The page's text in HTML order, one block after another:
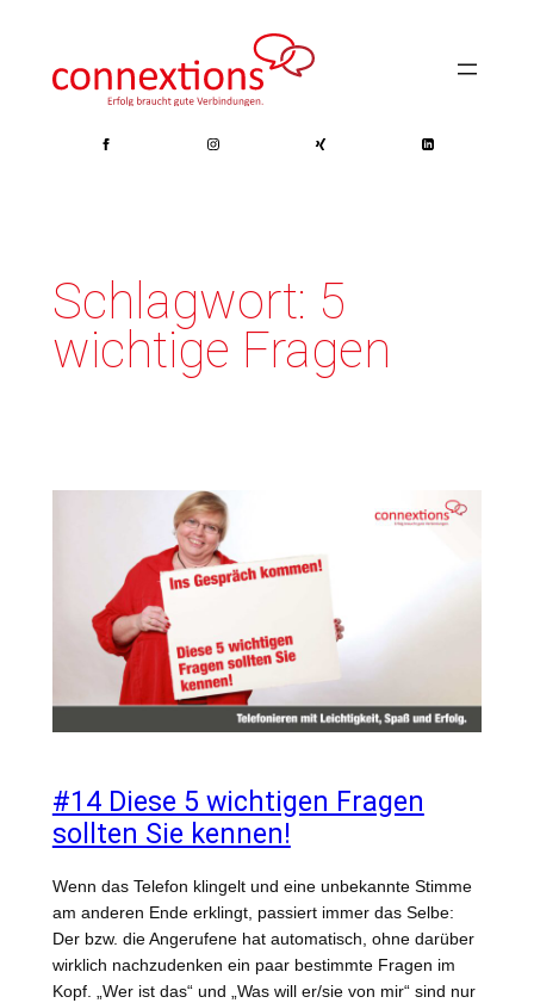
springen
Schlagwort: 5
wichtige Fragen
#14 Diese 5 wichtigen Fragen
sollten Sie kennen!
Wenn das Telefon klingelt und eine unbekannte Stimme
am anderen Ende erklingt, passiert immer das Selbe:
Der bzw. die Angerufene hat automatisch, ohne darüber
wirklich nachzudenken ein paar bestimmte Fragen im
Kopf. „Wer ist das“ und „Was will er/sie von mir“ sind nur